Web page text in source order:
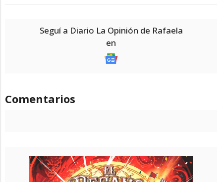
Seguí a Diario La Opinión de Rafaela
en
Comentarios